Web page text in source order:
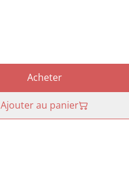
Acheter
Ajouter au panier